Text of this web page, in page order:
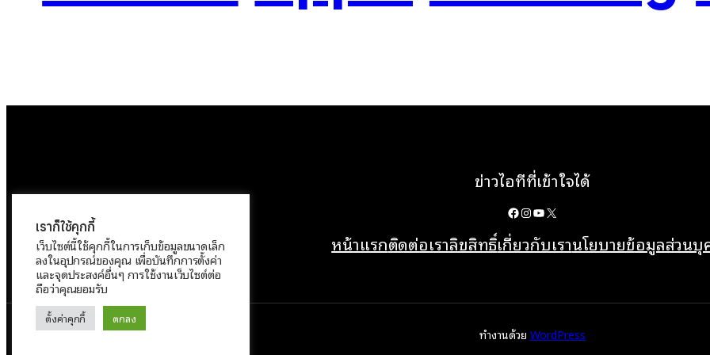
ข่าวไอทีที่เข้าใจได้
Facebook
Instagram
YouTube
X
หน้าแรกติดต่อเราลิขสิทธิ์เกี่ยวกับเรานโยบายข้อมูลส่วน
ทำงานด้วย WordPress
เราก็ใช้คุกกี้
เว็บไซต์นี้ใช้คุกกี้ในการเก็บข้อมูลขนาดเล็ก
ลงในอุปกรณ์ของคุณ เพื่อบันทึกการตั้งค่า
และจุดประสงค์อื่นๆ การใช้งานเว็บไซต์ต่อ
ถือว่าคุณยอมรับ
ตั้งค่าคุกกี้ ตกลง